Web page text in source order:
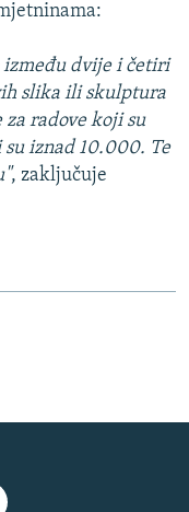
dvije i četiri
slika ili skulptura
za radove koji su
iznad 10.000. Te
, zaključuje